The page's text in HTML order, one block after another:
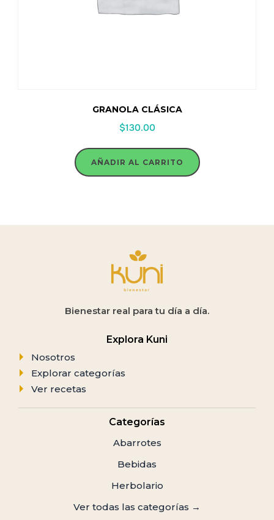
GRANOLA CLÁSICA
$130.00
AÑADIR AL CARRITO
Bienestar real para tu día a día.
Explora Kuni
Nosotros
Explorar categorías
Ver recetas
Categorías
Abarrotes
Bebidas
Herbolario
Ver todas las categorías →